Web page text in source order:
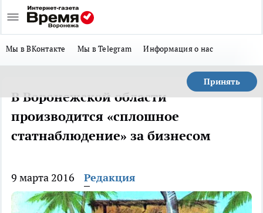
Мы в ВКонтакте Мы в Telegram Информация о нас
Принять
В Воронежской области
производится «сплошное
статнаблюдение» за бизнесом
9 марта 2016 Редакция